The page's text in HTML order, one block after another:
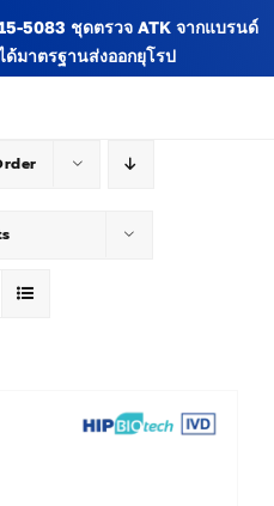
5083 ชุดตรวจ ATK จากแบรนด์
ด้มาตรฐานส่งออกยุโรป